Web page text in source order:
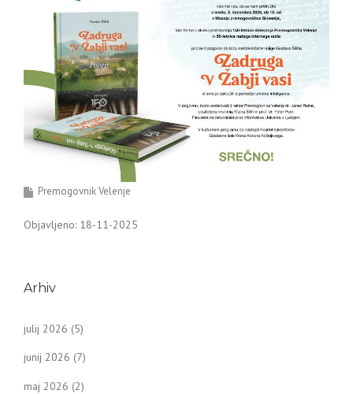
Premogovnik Velenje
Objavljeno: 18-11-2025
Arhiv
julij 2026 (5)
junij 2026 (7)
maj 2026 (2)